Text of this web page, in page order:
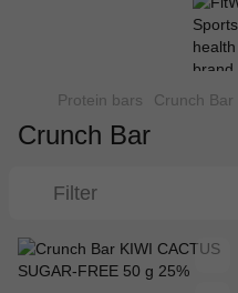
Protein bars Crunch Bar
Crunch Bar
Filter